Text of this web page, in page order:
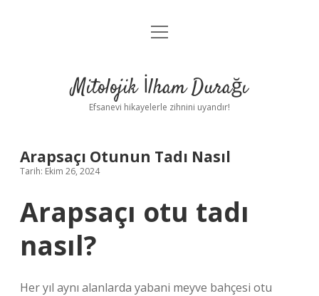
Anasayfa
Yasal Uyarı
menüyü
Mitolojik İlham Durağı
Efsanevi hikayelerle zihnini uyandır!
Arapsaçı Otunun Tadı Nasıl
Tarih: Ekim 26, 2024
Arapsaçı otu tadı
nasıl?
Her yıl aynı alanlarda yabani meyve bahçesi otu